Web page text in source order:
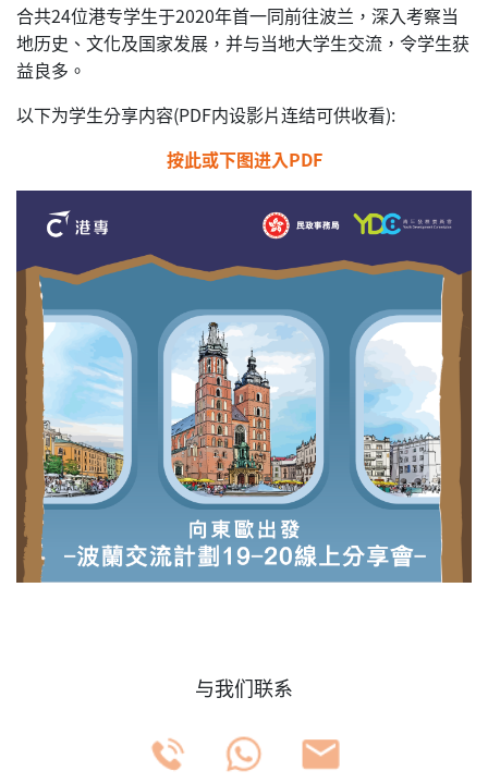
合共24位港专学生于2020年首一同前往波兰，深入考察当
地历史、文化及国家发展，并与当地大学生交流，令学生获
益良多。
以下为学生分享内容(PDF内设影片连结可供收看):
按此或下图进入PDF
与我们联系